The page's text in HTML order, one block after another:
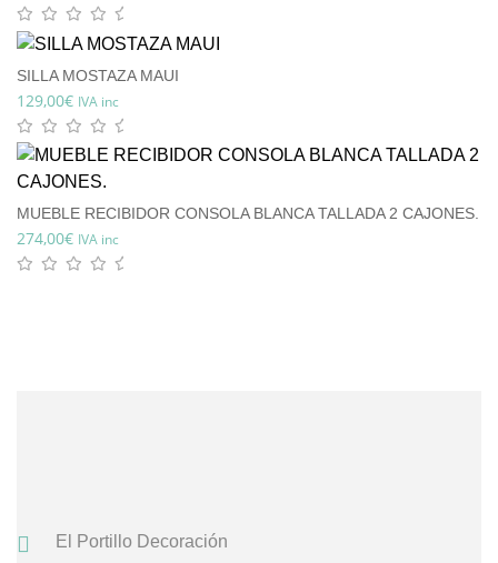
SILLA MOSTAZA MAUI
129,00€ IVA inc
MUEBLE RECIBIDOR CONSOLA BLANCA TALLADA 2 CAJONES.
274,00€ IVA inc
El Portillo Decoración